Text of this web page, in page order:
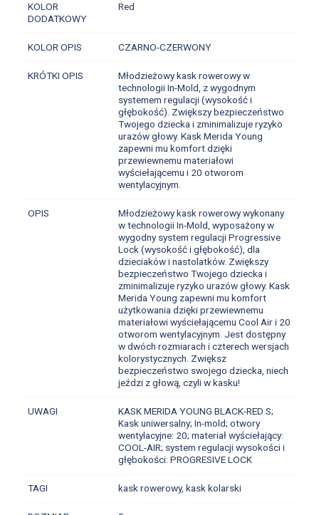
KOLOR
DODATKOWY
Red
KOLOR OPIS CZARNO-CZERWONY
KRÓTKI OPIS
Młodzieżowy kask rowerowy w
technologii In-Mold, z wygodnym
systemem regulacji (wysokość i
głębokość). Zwiększy bezpieczeństwo
Twojego dziecka i zminimalizuje ryzyko
urazów głowy. Kask Merida Young
zapewni mu komfort dzięki
przewiewnemu materiałowi
wyściełającemu i 20 otworom
wentylacyjnym.
OPIS
Młodzieżowy kask rowerowy wykonany
w technologii In-Mold, wyposażony w
wygodny system regulacji Progressive
Lock (wysokość i głębokość), dla
dzieciaków i nastolatków. Zwiększy
bezpieczeństwo Twojego dziecka i
zminimalizuje ryzyko urazów głowy. Kask
Merida Young zapewni mu komfort
użytkowania dzięki przewiewnemu
materiałowi wyściełającemu Cool Air i 20
otworom wentylacyjnym. Jest dostępny
w dwóch rozmiarach i czterech wersjach
kolorystycznych. Zwiększ
bezpieczeństwo swojego dziecka, niech
jeździ z głową, czyli w kasku!
UWAGI
KASK MERIDA YOUNG BLACK-RED S;
Kask uniwersalny; In-mold; otwory
wentylacyjne: 20; materiał wyściełający:
COOL-AIR; system regulacji wysokości i
głębokości: PROGRESIVE LOCK
TAGI kask rowerowy, kask kolarski